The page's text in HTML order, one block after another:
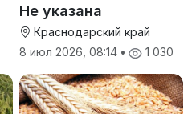
Не указана
Краснодарский край
8 июл 2026, 08:14 • 1 030